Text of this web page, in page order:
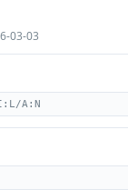
03-03
A:N